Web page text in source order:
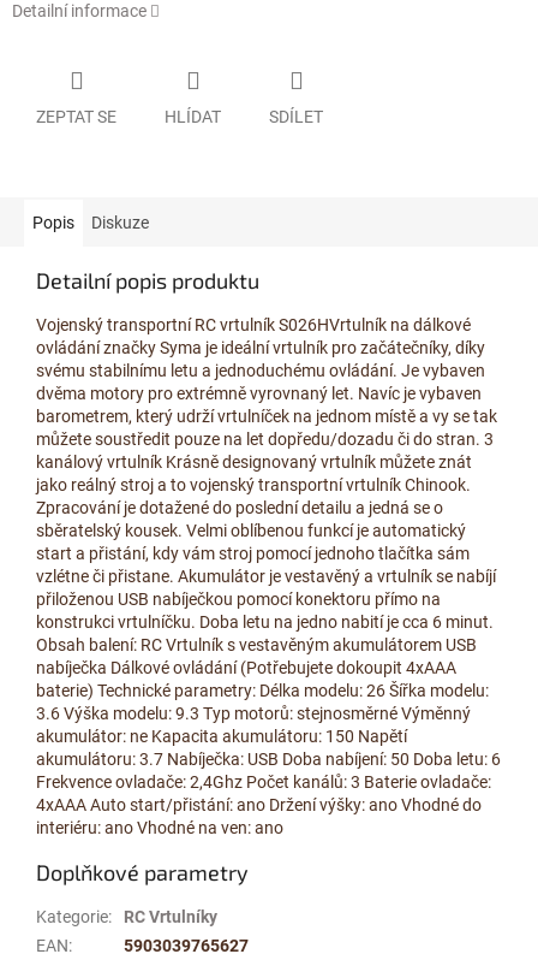
Detailní informace
ZEPTAT SE HLÍDAT SDÍLET
Popis Diskuze
Detailní popis produktu
Vojenský transportní RC vrtulník S026HVrtulník na dálkové
ovládání značky Syma je ideální vrtulník pro začátečníky, díky
svému stabilnímu letu a jednoduchému ovládání. Je vybaven
dvěma motory pro extrémně vyrovnaný let. Navíc je vybaven
barometrem, který udrží vrtulníček na jednom místě a vy se tak
můžete soustředit pouze na let dopředu/dozadu či do stran. 3
kanálový vrtulník Krásně designovaný vrtulník můžete znát
jako reálný stroj a to vojenský transportní vrtulník Chinook.
Zpracování je dotažené do poslední detailu a jedná se o
sběratelský kousek. Velmi oblíbenou funkcí je automatický
start a přistání, kdy vám stroj pomocí jednoho tlačítka sám
vzlétne či přistane. Akumulátor je vestavěný a vrtulník se nabíjí
přiloženou USB nabíječkou pomocí konektoru přímo na
konstrukci vrtulníčku. Doba letu na jedno nabití je cca 6 minut.
Obsah balení: RC Vrtulník s vestavěným akumulátorem USB
nabíječka Dálkové ovládání (Potřebujete dokoupit 4xAAA
baterie) Technické parametry: Délka modelu: 26 Šířka modelu:
3.6 Výška modelu: 9.3 Typ motorů: stejnosměrné Výměnný
akumulátor: ne Kapacita akumulátoru: 150 Napětí
akumulátoru: 3.7 Nabíječka: USB Doba nabíjení: 50 Doba letu: 6
Frekvence ovladače: 2,4Ghz Počet kanálů: 3 Baterie ovladače:
4xAAA Auto start/přistání: ano Držení výšky: ano Vhodné do
interiéru: ano Vhodné na ven: ano
Doplňkové parametry
Kategorie:
RC Vrtulníky
EAN: 5903039765627